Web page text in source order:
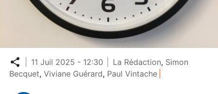
Partager
11 Juil 2025 - 12:30 La Rédaction, Simon
Becquet,Viviane Guérard, Paul Vintache